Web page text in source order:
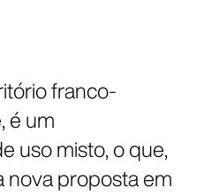
franco-
é um
uso misto, o que,
nova proposta em